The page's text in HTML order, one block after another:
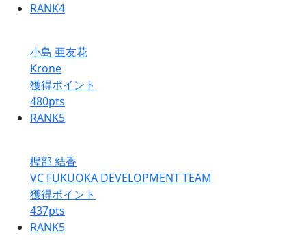
RANK4
小島 亜友花
Krone
獲得ポイント
480pts
RANK5
樫部 結香
VC FUKUOKA DEVELOPMENT TEAM
獲得ポイント
437pts
RANK5